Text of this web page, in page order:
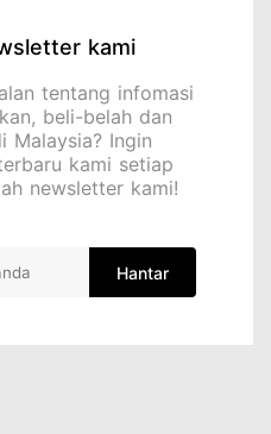
kami
tentang infomasi
beli-belah dan
Malaysia? Ingin
kami setiap
newsletter kami!
Hantar